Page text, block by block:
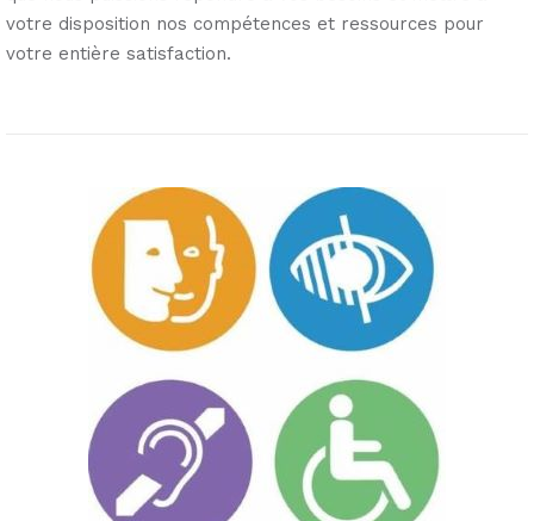
votre disposition nos compétences et ressources pour
votre entière satisfaction.